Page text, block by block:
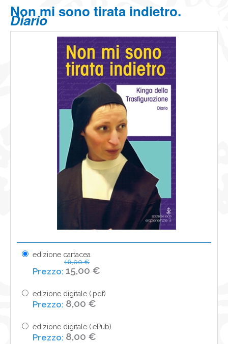
ICONE
IMMAGINI
OGGETTISTICA
Non mi sono tirata indietro.
Diario
edizione cartacea
16,00 €
15,00 €
edizione digitale (.pdf)
8,00 €
edizione digitale (.ePub)
8,00 €